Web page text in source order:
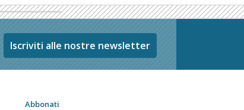
Iscriviti alle nostre newsletter
Abbonati